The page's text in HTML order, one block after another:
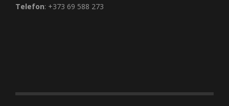
Telefon: +373 69 588 273